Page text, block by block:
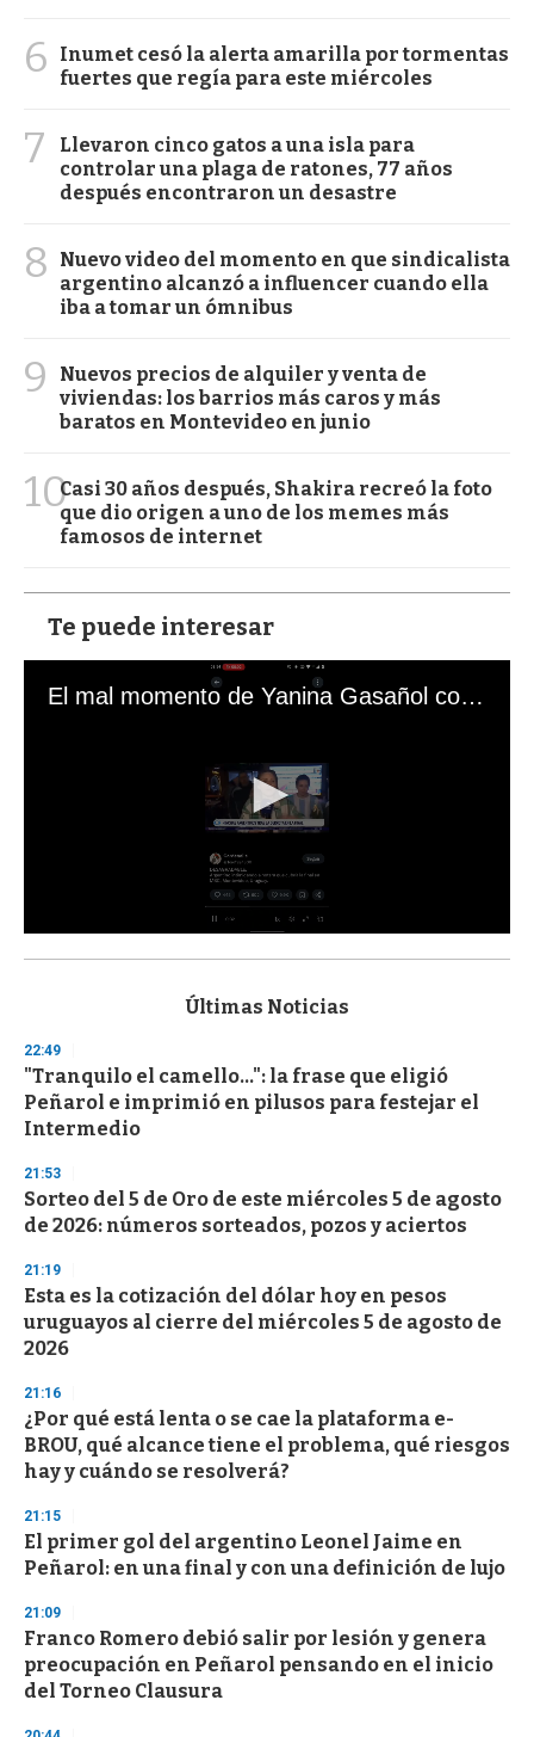
6
Inumet cesó la alerta amarilla por tormentas
fuertes que regía para este miércoles
7
Llevaron cinco gatos a una isla para
controlar una plaga de ratones, 77 años
después encontraron un desastre
8
Nuevo video del momento en que sindicalista
argentino alcanzó a influencer cuando ella
iba a tomar un ómnibus
9
Nuevos precios de alquiler y venta de
viviendas: los barrios más caros y más
baratos en Montevideo en junio
10Casi 30 años después, Shakira recreó la foto
que dio origen a uno de los memes más
famosos de internet
Te puede interesar
El mal momento de Yanina Gasañol con un hincha argentino en "Subrayado"
s
d
s
o
f
3
s
e
c
o
d
s
Últimas Noticias
22:49
"Tranquilo el camello...": la frase que eligió
Peñarol e imprimió en pilusos para festejar el
Intermedio
21:53
Sorteo del 5 de Oro de este miércoles 5 de agosto
de 2026: números sorteados, pozos y aciertos
21:19
Esta es la cotización del dólar hoy en pesos
uruguayos al cierre del miércoles 5 de agosto de
2026
21:16
¿Por qué está lenta o se cae la plataforma e-
BROU, qué alcance tiene el problema, qué riesgos
hay y cuándo se resolverá?
21:15
El primer gol del argentino Leonel Jaime en
Peñarol: en una final y con una definición de lujo
21:09
Franco Romero debió salir por lesión y genera
preocupación en Peñarol pensando en el inicio
del Torneo Clausura